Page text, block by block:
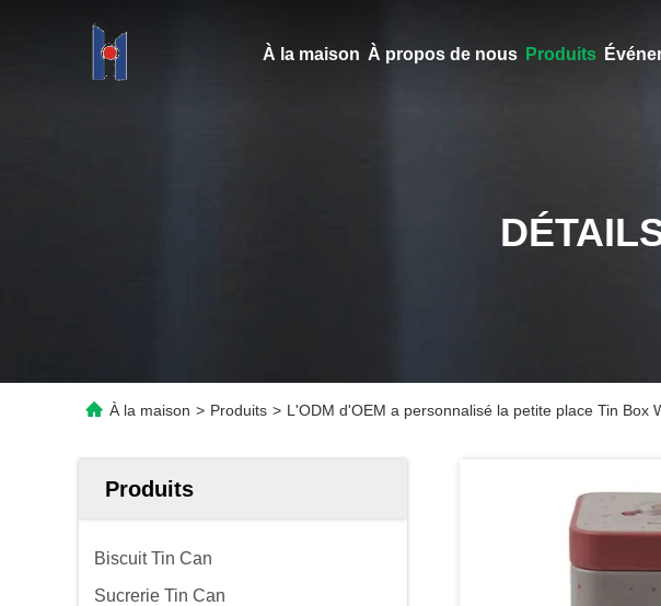
À la maison À propos de nous Produits
À la maison > Produits > L'ODM d'OEM a personnalisé la petite place Tin Box
Produits
Biscuit Tin Can
Sucrerie Tin Can